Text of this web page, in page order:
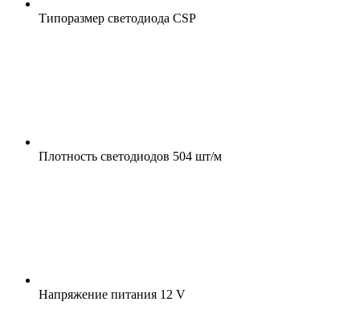
Типоразмер светодиода CSP
Плотность светодиодов 504 шт/м
Напряжение питания 12 V